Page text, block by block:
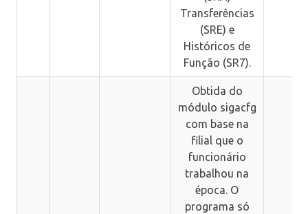
Transferências
(SRE) e
Históricos de
Função (SR7).
Obtida do
módulo sigacfg
com base na
filial que o
funcionário
trabalhou na
época. O
programa só